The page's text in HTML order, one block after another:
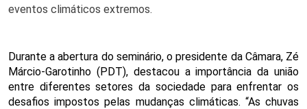
eventos climáticos extremos.
Durante a abertura do seminário, o presidente da Câmara, Zé
Márcio-Garotinho (PDT), destacou a importância da união
entre diferentes setores da sociedade para enfrentar os
desafios impostos pelas mudanças climáticas. “As chuvas